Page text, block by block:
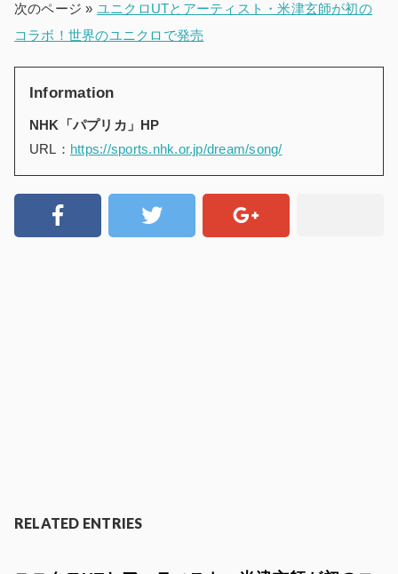
次のページ » ユニクロUTとアーティスト・米津玄師が初の
コラボ！世界のユニクロで発売
Information
NHK
「パプリカ」HP
URL： https://sports.nhk.or.jp/dream/song/
RELATED ENTRIES